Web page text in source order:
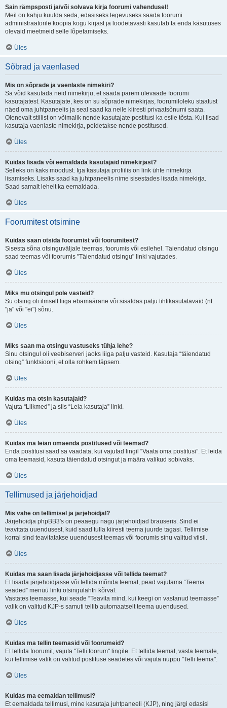
Sain rämpsposti ja/või solvava kirja foorumi vahendusel!
Meil on kahju kuulda seda, edasiseks tegevuseks saada foorumi
administraatorile koopia kogu kirjast ja loodetavasti kasutab ta enda käsutuses
olevaid meetmeid selle lõpetamiseks.
Üles
Sõbrad ja vaenlased
Mis on sõprade ja vaenlaste nimekiri?
Sa võid kasutada neid nimekirju, et saada parem ülevaade foorumi
kasutajatest. Kasutajate, kes on su sõprade nimekirjas, foorumiloleku staatust
näed oma juhtpaneelis ja seal saad ka neile kiiresti privaatsõnumi saata.
Olenevalt stiilist on võimalik nende kasutajate postitusi ka esile tõsta. Kui lisad
kasutaja vaenlaste nimekirja, peidetakse nende postitused.
Üles
Kuidas lisada või eemaldada kasutajaid nimekirjast?
Selleks on kaks moodust. Iga kasutaja profiilis on link ühte nimekirja
lisamiseks. Lisaks saad ka juhtpaneelis nime sisestades lisada nimekirja.
Saad samalt lehelt ka eemaldada.
Üles
Foorumitest otsimine
Kuidas saan otsida foorumist või foorumitest?
Sisesta sõna otsinguväljale teemas, foorumis või esilehel. Täiendatud otsingu
saad teemas või foorumis "Täiendatud otsingu" linki vajutades.
Üles
Miks mu otsingul pole vasteid?
Su otsing oli ilmselt liiga ebamäärane või sisaldas palju tihtikasutatavaid (nt.
"ja" või "ei") sõnu.
Üles
Miks saan ma otsingu vastuseks tühja lehe?
Sinu otsingul oli veebiserveri jaoks liiga palju vasteid. Kasutaja “täiendatud
otsing” funktsiooni, et olla rohkem täpsem.
Üles
Kuidas ma otsin kasutajaid?
Vajuta “Liikmed” ja siis “Leia kasutaja” linki.
Üles
Kuidas ma leian omaenda postitused või teemad?
Enda postitusi saad sa vaadata, kui vajutad lingil “Vaata oma postitusi”. Et leida
oma teemasid, kasuta täiendatud otsingut ja määra valikud sobivaks.
Üles
Tellimused ja järjehoidjad
Mis vahe on tellimisel ja järjehoidjal?
Järjehoidja phpBB3's on peaaegu nagu järjehoidjad brauseris. Sind ei
teavitata uuendusest, kuid saad tulla kiiresti teema juurde tagasi. Tellimise
korral sind teavitatakse uuendusest teemas või foorumis sinu valitud viisil.
Üles
Kuidas ma saan lisada järjehoidjasse või tellida teemat?
Et lisada järjehoidjasse või tellida mõnda teemat, pead vajutama “Teema
seaded” menüü linki otsingulahtri kõrval.
Vastates teemasse, kui seade “Teavita mind, kui keegi on vastanud teemasse”
valik on valitud KJP-s samuti tellib automaatselt teema uuendused.
Üles
Kuidas ma tellin teemasid või foorumeid?
Et tellida foorumit, vajuta "Telli foorum" lingile. Et tellida teemat, vasta teemale,
kui tellimise valik on valitud postituse seadetes või vajuta nuppu "Telli teema".
Üles
Kuidas ma eemaldan tellimusi?
Et eemaldada tellimusi, mine kasutaja juhtpaneeli (KJP), ning järgi edasisi